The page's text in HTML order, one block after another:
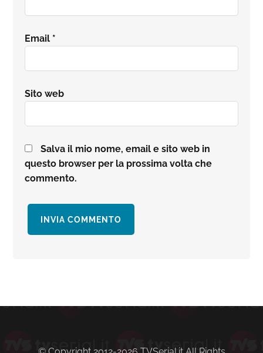
Email *
Sito web
Salva il mio nome, email e sito web in
questo browser per la prossima volta che
commento.
primaria